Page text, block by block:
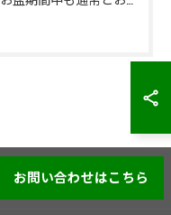
お問い合わせはこちら